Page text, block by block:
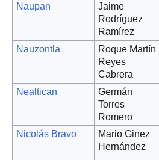
Naupan
Jaime
Rodríguez
Ramírez
Nauzontla
Roque Martín
Reyes
Cabrera
Nealtican
Germán
Torres
Romero
Nicolás Bravo
Mario Ginez
Hernández